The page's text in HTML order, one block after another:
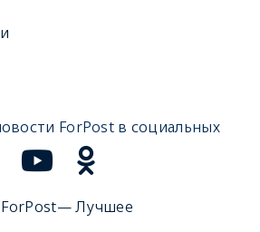
ForPost в социальных
ForPost— Лучшее